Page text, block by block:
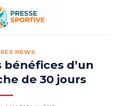
NEWS
bénéfices d’un
de 30 jours